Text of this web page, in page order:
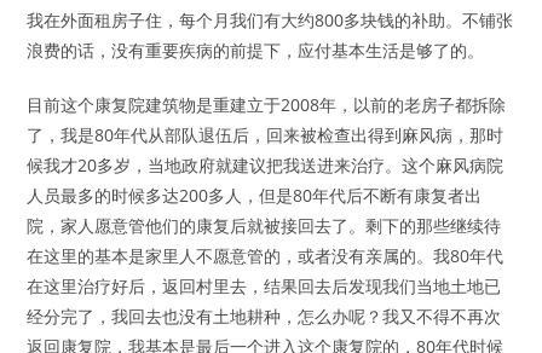
我在外面租房子住，每个月我们有大约800多块钱的补助。不铺张
浪费的话，没有重要疾病的前提下，应付基本生活是够了的。
目前这个康复院建筑物是重建立于2008年，以前的老房子都拆除
了，我是80年代从部队退伍后，回来被检查出得到麻风病，那时
候我才20多岁，当地政府就建议把我送进来治疗。这个麻风病院
人员最多的时候多达200多人，但是80年代后不断有康复者出
院，家人愿意管他们的康复后就被接回去了。剩下的那些继续待
在这里的基本是家里人不愿意管的，或者没有亲属的。我80年代
在这里治疗好后，返回村里去，结果回去后发现我们当地土地已
经分完了，我回去也没有土地耕种，怎么办呢？我又不得不再次
返回康复院，我基本是最后一个进入这个康复院的，80年代时候